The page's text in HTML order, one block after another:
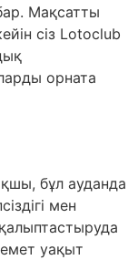
Мақсатты
сіз Lotoclub
орната
бұл ауданда
мен
уақыт